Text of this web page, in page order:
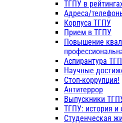
ТГПУ в
Адреса/
Корпуса ТГПУ
Прием в ТГПУ
Повышение
Аспирантура
Научные
Стоп-коррупция!
Антитеррор
Выпускники
ТГПУ: история и
Студенческая